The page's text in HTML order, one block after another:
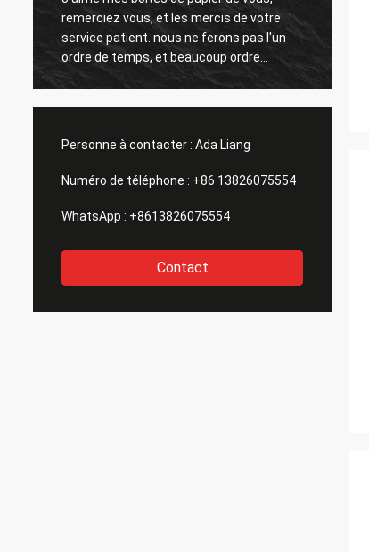
puces ventes bonnes, et très bien
maintenant. Je vous maintiendrai dans le
contact.
Personne à contacter : Ada Liang
Numéro de téléphone : +86 13826075554
WhatsApp : +8613826075554
Contact